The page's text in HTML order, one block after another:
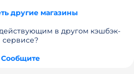
другие магазины
в другом кэшбэк-
сервисе?
Сообщите